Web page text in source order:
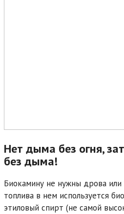
Нет дыма без огня,
без дыма!
Биокамину не нужны дрова или
топлива в нем используется
этиловый спирт (не самой